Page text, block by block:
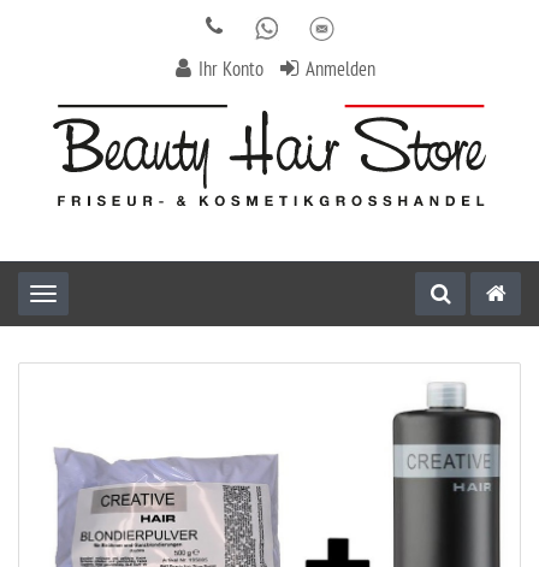
Ihr Konto Anmelden
Toggle navigation